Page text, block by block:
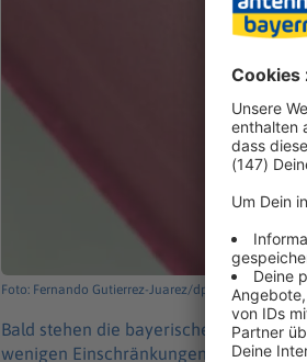
Foto: Fernando Gutierrez-Juarez/dpa-Zentralbild/
Bald stehen die baye­ri­schen
weni­gen Einschrän­kun­gen rech­nen.